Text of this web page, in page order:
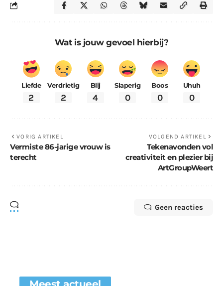
Wat is jouw gevoel hierbij?
Liefde
2
Verdrietig
2
Blij
4
Slaperig
0
Boos
0
Uhuh
0
VORIG ARTIKEL
Vermiste 86-jarige vrouw is
terecht
VOLGEND ARTIKEL
Tekenavonden vol
creativiteit en plezier bij
ArtGroupWeert
Geen reacties